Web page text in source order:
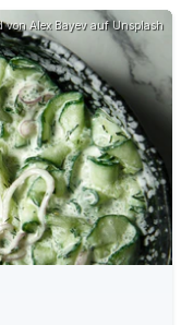
von Alex Bayev auf Unsplash